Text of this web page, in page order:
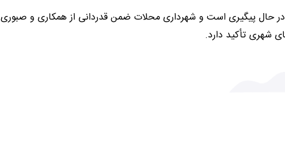
حال پیگیری است و شهرداری محلات ضمن قدردانی از همکاری و صبوری
شهری تأکید دارد.